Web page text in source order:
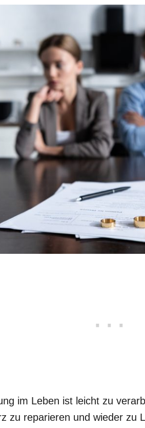
im Leben ist leicht zu
zu reparieren und wieder zu